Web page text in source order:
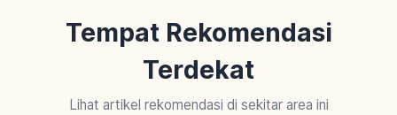
Tempat Rekomendasi
Terdekat
Lihat artikel rekomendasi di sekitar area ini